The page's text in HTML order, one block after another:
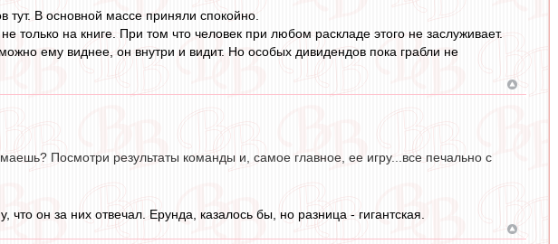
тут. В основной массе приняли спокойно.
только на книге. При том что человек при любом раскладе этого не заслуживает.
ему виднее, он внутри и видит. Но особых дивидендов пока грабли не
Посмотри результаты команды и, самое главное, ее игру...все печально с
он за них отвечал. Ерунда, казалось бы, но разница - гигантская.